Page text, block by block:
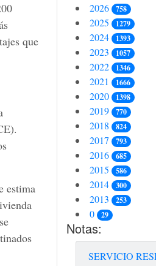
que
estima
2026 758
2025 1279
2024 1393
2023 1057
2022 1346
2021 1666
2020 1398
2019 770
2018 824
2017 793
2016 685
2015 586
2014 300
2013 253
0 29
Notas:
SERVICIO